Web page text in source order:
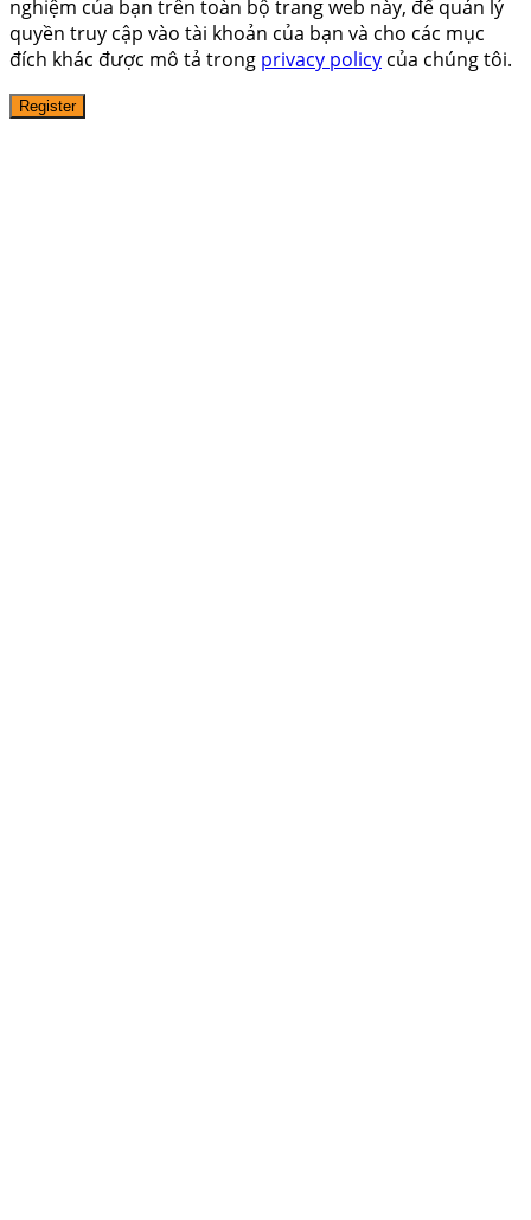
nghiệm của bạn trên toàn bộ trang web này, để quản lý
quyền truy cập vào tài khoản của bạn và cho các mục
đích khác được mô tả trong privacy policy của chúng tôi.
Register